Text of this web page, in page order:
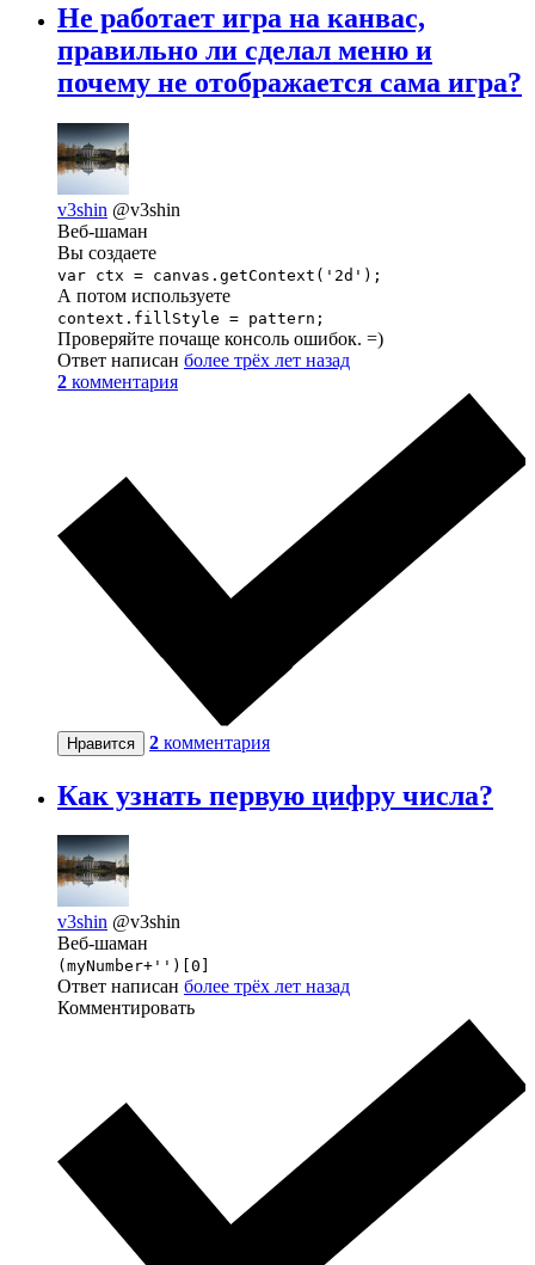
Не работает игра на канвас,
правильно ли сделал меню и
почему не отображается сама игра?
v3shin @v3shin
Веб-шаман
Вы создаете
var ctx = canvas.getContext('2d');
А потом используете
context.fillStyle = pattern;
Проверяйте почаще консоль ошибок. =)
Ответ написан более трёх лет назад
2 комментария
Нравится 2 комментария
Как узнать первую цифру числа?
v3shin @v3shin
Веб-шаман
(myNumber+'')[0]
Ответ написан более трёх лет назад
Комментировать